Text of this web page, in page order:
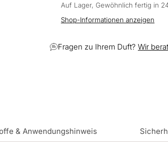
Auf Lager, Gewöhnlich fertig in
Shop-Informationen anzeigen
Fragen zu Ihrem Duft?Wir
& Anwendungshinweis